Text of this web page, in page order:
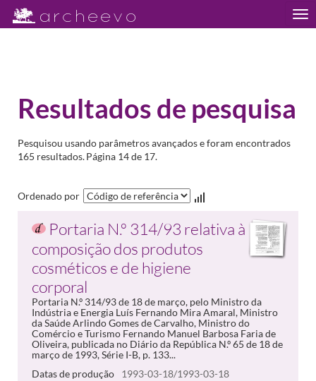
Resultados de pesquisa
Pesquisou usando parâmetros avançados e foram encontrados
165 resultados.Página 14 de 17.
Ordenado por
Portaria N.º 314/93 relativa à
composição dos produtos
cosméticos e de higiene
corporal
Portaria N.º 314/93 de 18 de março, pelo Ministro da
Indústria e Energia Luís Fernando Mira Amaral, Ministro
da Saúde Arlindo Gomes de Carvalho, Ministro do
Comércio e Turismo Fernando Manuel Barbosa Faria de
Oliveira, publicada no Diário da República N.º 65 de 18 de
março de 1993, Série I-B, p. 133...
Datas de produção
1993-03-18/1993-03-18